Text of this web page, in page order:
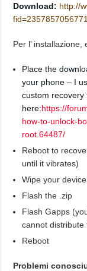
Download: http://
Per l’
Place the
your phone – I
custom recovery
here:https://
how-to-unlock-
root.64487/
Reboot to
until it vibrates)
Wipe your
Flash the .zip
Flash Gapps
cannot distribute
Reboot
Problemi